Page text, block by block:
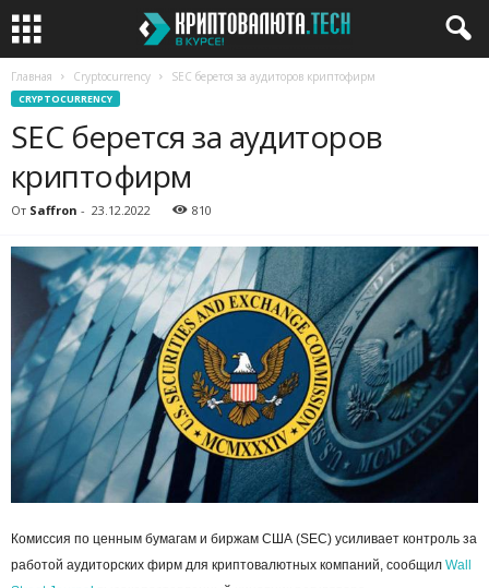
Главная Cryptocurrency SEC берется за аудиторов криптофирм
CRYPTOCURRENCY
SEC берется за аудиторов
криптофирм
От Saffron - 23.12.2022 810
Комиссия по ценным бумагам и биржам США (SEC) усиливает контроль за
работой аудиторских фирм для криптовалютных компаний, сообщил Wall